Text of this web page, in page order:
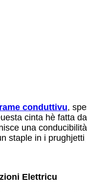
conduttivu,
cinta hè fatta
una
staple in i
Elettricu